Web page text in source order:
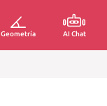
Geometría AI Chat